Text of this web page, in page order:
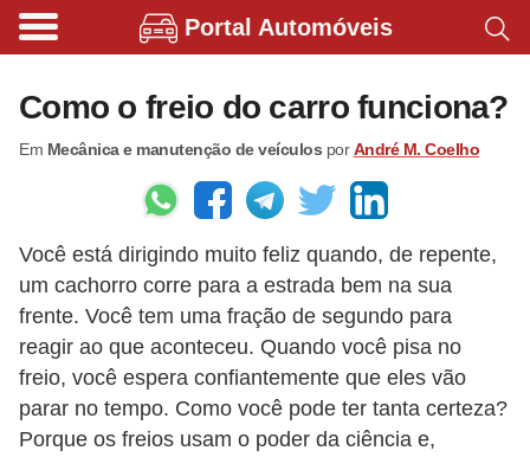
Portal Automóveis
Como o freio do carro funciona?
Em Mecânica e manutenção de veículos porAndré M. Coelho
Você está dirigindo muito feliz quando, de repente,
um cachorro corre para a estrada bem na sua
frente. Você tem uma fração de segundo para
reagir ao que aconteceu. Quando você pisa no
freio, você espera confiantemente que eles vão
parar no tempo. Como você pode ter tanta certeza?
Porque os freios usam o poder da ciência e,
B
c
i
e
s
e
p